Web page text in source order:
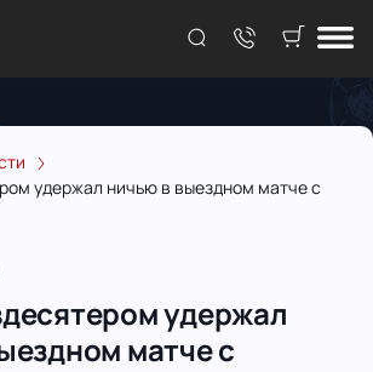
удержал ничью в выездном матче с
удержал
матче с